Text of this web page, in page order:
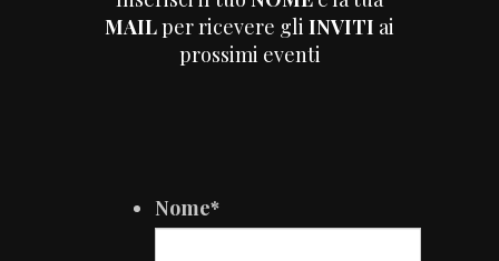
MAILper ricevere gli INVITI ai
prossimi eventi
Nome*